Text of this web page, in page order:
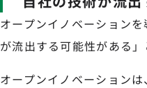
オープンイノベーション
が流出する可能性がある」
オープンイノベーション